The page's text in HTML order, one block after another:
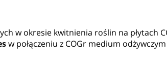
w okresie kwitnienia roślin na płytach
w połączeniu z COGr medium